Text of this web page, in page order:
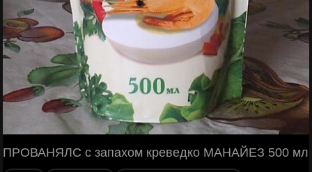
ПРОВАНЯЛС с запахом креведко МАНАЙЕЗ 500 мл